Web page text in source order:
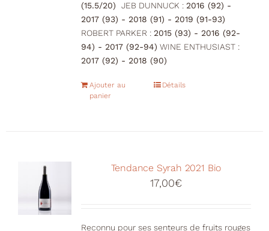
(15.5/20)
JEB DUNNUCK : 2016 (92) -
2017 (93) - 2018 (91) - 2019 (91-93)
ROBERT PARKER : 2015 (93) - 2016 (92-
94) - 2017 (92-94) WINE ENTHUSIAST :
2017 (92) - 2018 (90)
Ajouter au
panier
Détails
Tendance Syrah 2021 Bio
17,00€
Reconnu pour ses senteurs de fruits rouges